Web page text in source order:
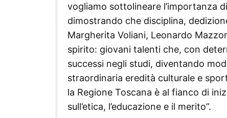
vogliamo sottolineare l’importanza
dimostrando che disciplina,
Margherita Voliani, Leonardo
spirito: giovani talenti che, con
successi negli studi, diventando
straordinaria eredità culturale e
la Regione Toscana è al fianco di
sull’etica, l’educazione e il merito”.